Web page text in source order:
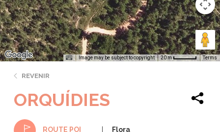
Image may be subject to copyright 20 m Terms
REVENIR
ORQUÍDIES
ROUTE POI Flora